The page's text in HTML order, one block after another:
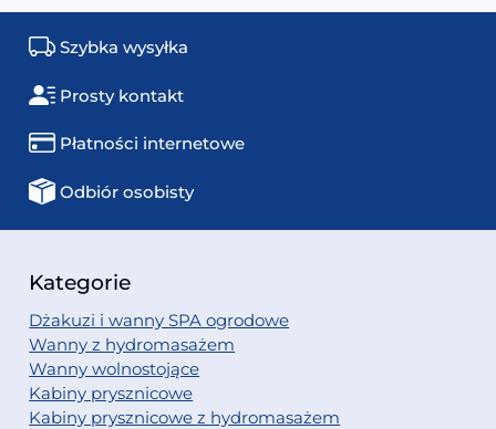
Szybka wysyłka
Prosty kontakt
Płatności internetowe
Odbiór osobisty
Kategorie
Dżakuzi i wanny SPA ogrodowe
Wanny z hydromasażem
Wanny wolnostojące
Kabiny prysznicowe
Kabiny prysznicowe z hydromasażem